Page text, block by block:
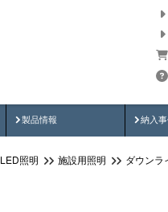
製品情報
製品動画 納入
納
LED照明 施設用照明 ダウンラ